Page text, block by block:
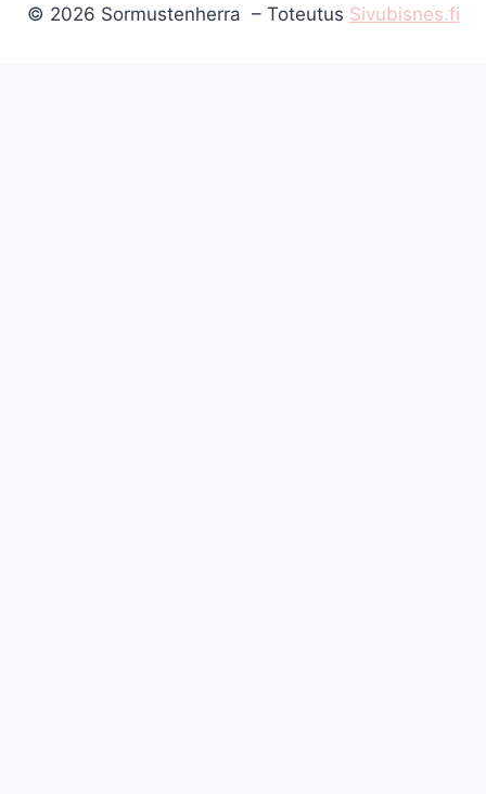
© 2026 Sormustenherra – Toteutus Sivubisnes.fi